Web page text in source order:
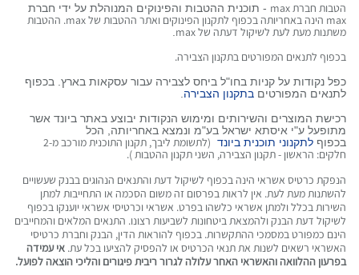
הטבות חברת max
- תוכנית ההטבות והפינוקים המנוהלת על ידי חברת
max הינה באחריותה בכפוף לתקנון הפינוקים ואתר ההטבות שלmax. ההטבות
משתנות מעת לעת לשיקול דעתה שלmax
בכפוף לתנאים המפורטים בתקנון הצבירה.
כפל נקודות על קניות בחו"ל ביחס לצבירה עבור עסקאות בארץ. בכפוף
לתנאים המפורטים בתקנון הצבירה
רכישת המוצרים והשירותים ומימוש הנקודות יבוצע באתר ביונד אשר
מתופעל ע"י איסתא ישראל בע"מ ונמצא באחריותה, הכל
בכפוף לתקנוני תוכנית ביונד
(לתשומת ליבך, תקנון התוכנית מורכב מ-2
חלקים: הראשון - תקנון הצבירה, השני תקנון ההטבות ).
הנפקת כרטיס אשראי הינה בכפוף לשיקול דעת והתנאים הנהוגים בבנק שעשויים
להשתנות מעת לעת. אין לראות בפרסום זה משום הסכמה או התחייבות למתן
השירות בכלל ולמתן אשראי כלשהו בפרט. אשראי וכרטיסי אשראי יוענקו בכפוף
לשיקול דעת הבנק ולהמצאת ביטחונות לשביעות רצונו. התנאים המלאים והמחייבים
הינם כמפורט במסמכי ההתקשרות. בכפוף להוראות הדין, הבנק וחברת כרטיסי
האשראי רשאים לשנות את תנאי הכרטיס או להפסיק להציעו בכל עת. אי עמידה
בפרעון ההלוואה והאשראי האחר עלולה לגרור ריבית פיגורים והליכי הוצאה לפועל.